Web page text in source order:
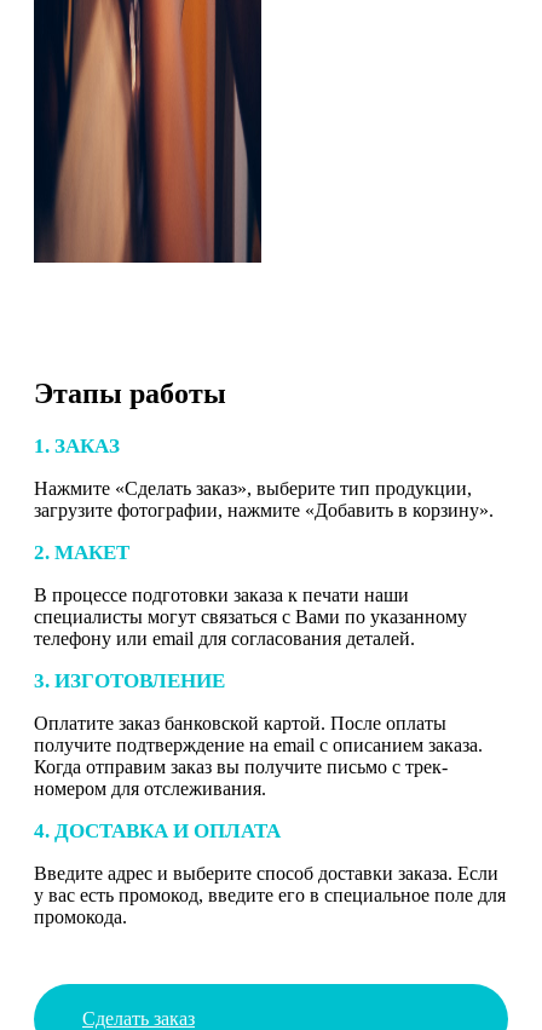
Этапы работы
1. ЗАКАЗ
Нажмите «Сделать заказ», выберите тип продукции,
загрузите фотографии, нажмите «Добавить в корзину».
2. МАКЕТ
В процессе подготовки заказа к печати наши
специалисты могут связаться с Вами по указанному
телефону или email для согласования деталей.
3. ИЗГОТОВЛЕНИЕ
Оплатите заказ банковской картой. После оплаты
получите подтверждение на email с описанием заказа.
Когда отправим заказ вы получите письмо с трек-
номером для отслеживания.
4. ДОСТАВКА И ОПЛАТА
Введите адрес и выберите способ доставки заказа. Если
у вас есть промокод, введите его в специальное поле для
промокода.
Сделать заказ